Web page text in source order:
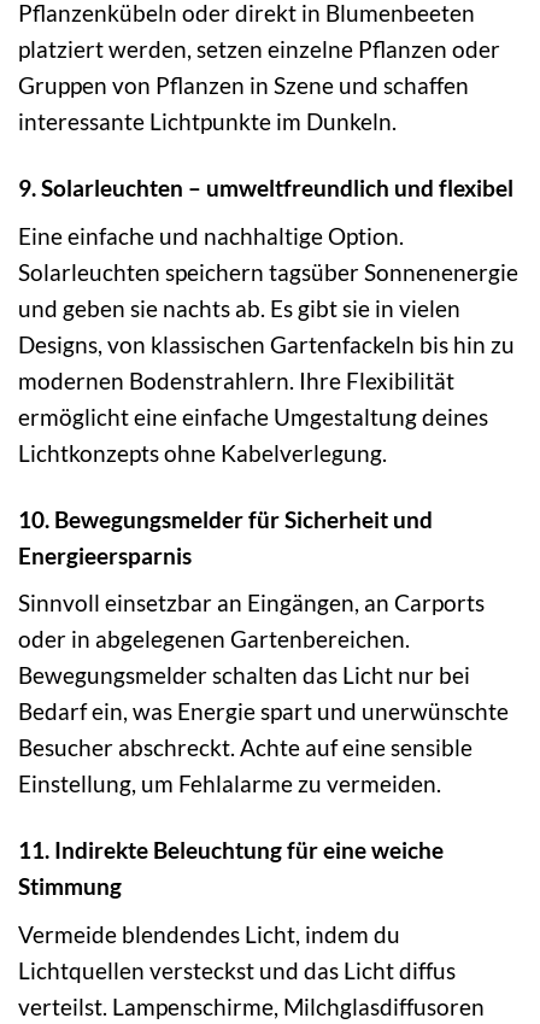
Pflanzenkübeln oder direkt in Blumenbeeten
platziert werden, setzen einzelne Pflanzen oder
Gruppen von Pflanzen in Szene und schaffen
interessante Lichtpunkte im Dunkeln.
9. Solarleuchten – umweltfreundlich und flexibel
Eine einfache und nachhaltige Option.
Solarleuchten speichern tagsüber Sonnenenergie
und geben sie nachts ab. Es gibt sie in vielen
Designs, von klassischen Gartenfackeln bis hin zu
modernen Bodenstrahlern. Ihre Flexibilität
ermöglicht eine einfache Umgestaltung deines
Lichtkonzepts ohne Kabelverlegung.
10. Bewegungsmelder für Sicherheit und
Energieersparnis
Sinnvoll einsetzbar an Eingängen, an Carports
oder in abgelegenen Gartenbereichen.
Bewegungsmelder schalten das Licht nur bei
Bedarf ein, was Energie spart und unerwünschte
Besucher abschreckt. Achte auf eine sensible
Einstellung, um Fehlalarme zu vermeiden.
11. Indirekte Beleuchtung für eine weiche
Stimmung
Vermeide blendendes Licht, indem du
Lichtquellen versteckst und das Licht diffus
verteilst. Lampenschirme, Milchglasdiffusoren